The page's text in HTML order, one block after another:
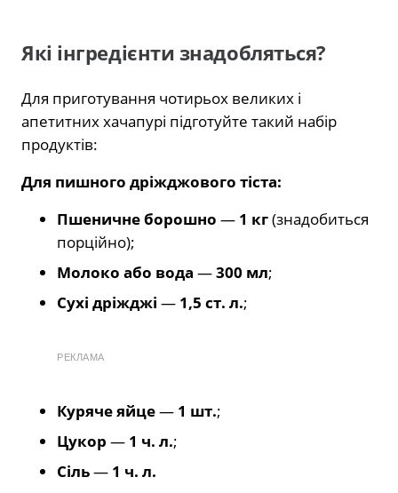
Які інгредієнти знадобляться?
Для приготування чотирьох великих і
апетитних хачапурі підготуйте такий набір
продуктів:
Для пишного дріжджового тіста:
Пшеничне борошно — 1 кг(знадобиться
порційно);
Молоко або вода —300 мл;
Сухі дріжджі — 1,5 ст. л.;
РЕКЛАМА
Куряче яйце— 1 шт.;
Цукор — 1 ч. л.;
Сіль— 1 ч. л.